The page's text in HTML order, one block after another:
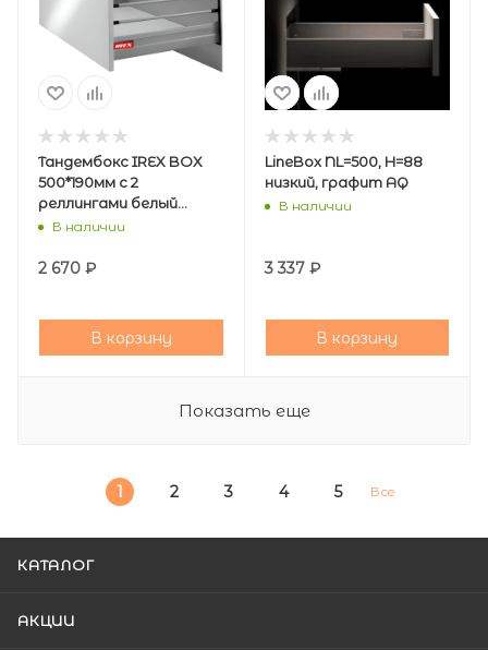
Тандембокс IREX BOX
500*190мм с 2
реллингами белый
SAMSUNG
В наличии
2 670 ₽
В корзину
LineBox NL=500, H=88
низкий, графит AQ
В наличии
3 337₽
В корзину
Показать еще
1 2 3 4 5 Все
КАТАЛОГ
АКЦИИ